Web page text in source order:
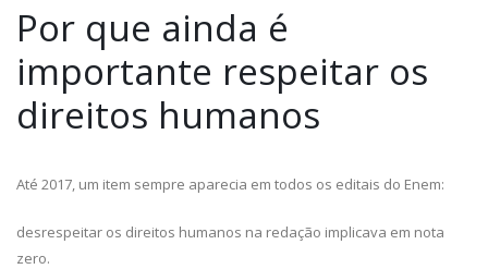
Por que ainda é
importante respeitar os
direitos humanos
Até 2017, um item sempre aparecia em todos os editais do Enem:
desrespeitar os direitos humanos na redação implicava em nota
zero.